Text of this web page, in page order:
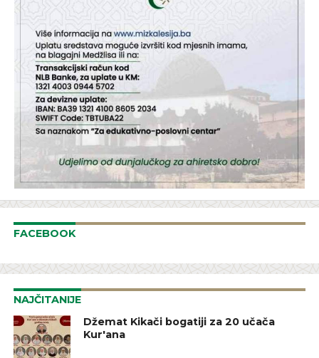
FACEBOOK
NAJČITANIJE
Džemat Kikači bogatiji za 20 učača
Kur'ana